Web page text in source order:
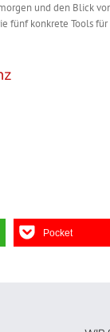
und den Blick
fünf konkrete Tools
Pocket